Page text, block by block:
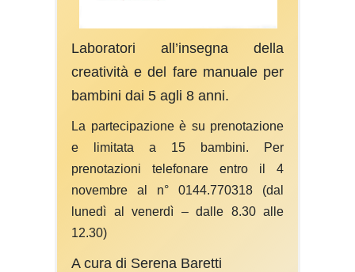
Laboratori all’insegna della
creatività e del fare manuale per
bambini dai 5 agli 8 anni.
La partecipazione è su prenotazione
e limitata a 15 bambini. Per
prenotazioni telefonare entro il 4
novembre al n° 0144.770318 (dal
lunedì al venerdì – dalle 8.30 alle
12.30)
A cura di Serena Baretti